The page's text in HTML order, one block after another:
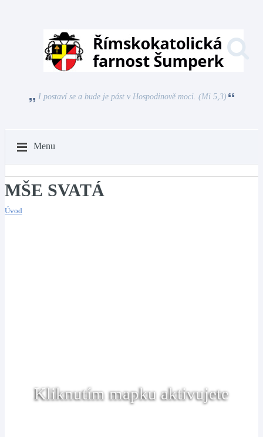
I postaví se a bude je pást v Hospodinově moci. (Mi 5,3)
Menu
MŠE SVATÁ
Úvod
Kliknutím mapku aktivujete